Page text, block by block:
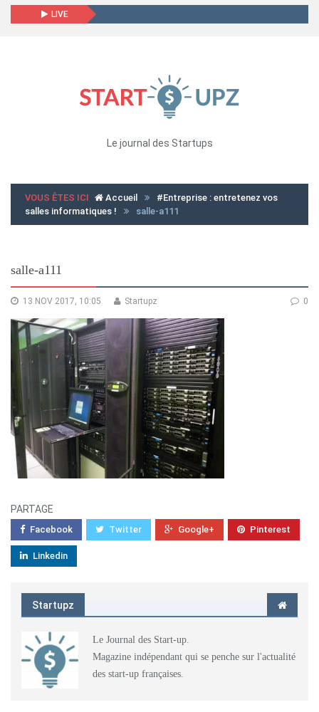
LIVE
Le journal des Startups
VOUS ÊTES ICI Accueil
#Entreprise : entretenez vos
salles informatiques !
salle-a111
salle-a111
13 NOV 2017, 10:05 0
Startupz
PARTAGE
Facebook Twitter Google+ Pinterest
Linkedin
Startupz
Le Journal des Start-up.
Magazine indépendant qui se penche sur l'actualité
des start-up françaises.